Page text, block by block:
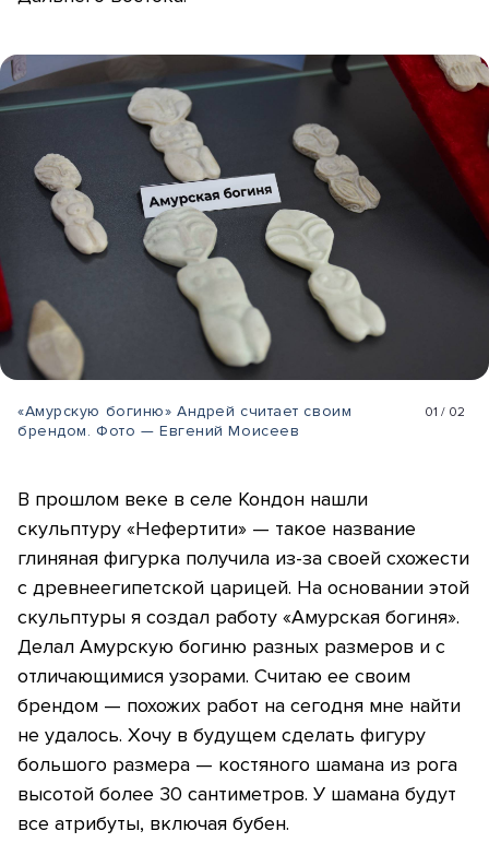
«Амурскую богиню» Андрей считает своим
брендом. Фото — Евгений Моисеев
01 / 02
​В прошлом веке в селе Кондон нашли
скульптуру «Нефертити» — такое название
глиняная фигурка получила из-за своей схожести
с древнеегипетской царицей. На основании этой
скульптуры я создал работу «Амурская богиня».
Делал Амурскую богиню разных размеров и с
отличающимися узорами. Считаю ее своим
брендом — похожих работ на сегодня мне найти
не удалось. Хочу в будущем сделать фигуру
большого размера — костяного шамана из рога
высотой более 30 сантиметров. У шамана будут
все атрибуты, включая бубен.